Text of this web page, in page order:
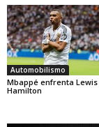
Automobilismo
Mbappé enfrenta Lewis
Hamilton